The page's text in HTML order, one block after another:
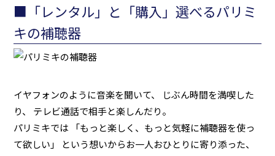
■「レンタル」と「購入」選べるパリミ
キの補聴器
イヤフォンのように音楽を聞いて、 じぶん時間を満喫した
り、 テレビ通話で相手と楽しんだり。
パリミキでは 「もっと楽しく、もっと気軽に補聴器を使っ
て欲しい」 という想いからお一人おひとりに寄り添った、